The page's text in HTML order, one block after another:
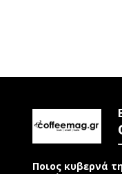
Ποιος κυβερνά